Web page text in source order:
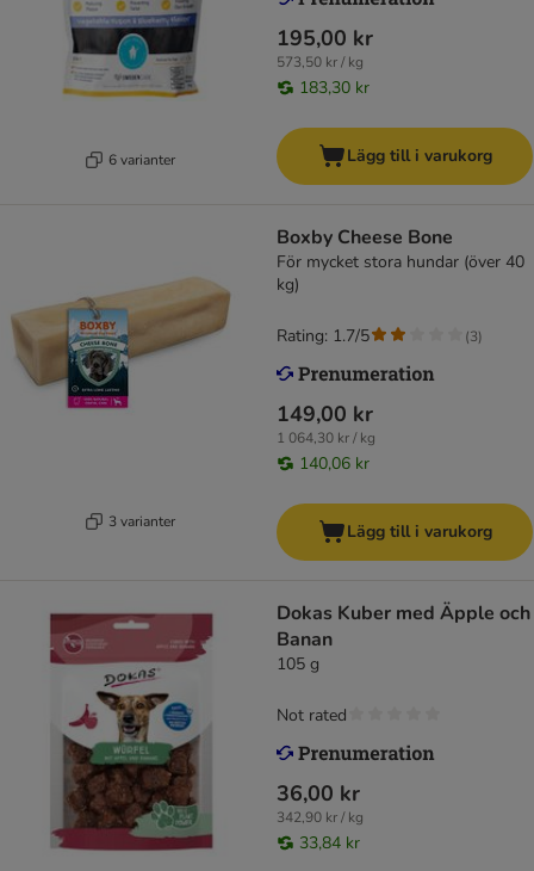
6 varianter
195,00 kr
573,50 kr / kg
183,30 kr
Lägg till i varukorg
3 varianter
Boxby Cheese Bone
För mycket stora hundar (över 40
kg)
149,00 kr
1 064,30 kr / kg
140,06 kr
Rating: 1.7/5 (3)
Lägg till i varukorg
Dokas Kuber med Äpple och
Banan
105 g
36,00 kr
342,90 kr / kg
33,84 kr
Not rated